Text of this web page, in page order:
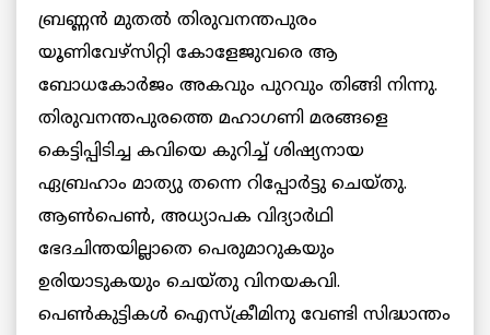
ബ്രണ്ണന്‍ മുതല്‍ തിരുവനന്തപുരം
യൂണിവേഴ്സിറ്റി കോളേജുവരെ ആ
ബോധകോര്‍ജം അകവും പുറവും തിങ്ങി നിന്നു.
തിരുവനന്തപുരത്തെ മഹാഗണി മരങ്ങളെ
കെട്ടിപ്പിടിച്ച കവിയെ കുറിച്ച് ശിഷ്യനായ
ഏബ്രഹാം മാത്യു തന്നെ റിപ്പോര്‍ട്ടു ചെയ്തു.
ആണ്‍പെണ്‍, അധ്യാപക വിദ്യാര്‍ഥി
ഭേദചിന്തയില്ലാതെ പെരുമാറുകയും
ഉരിയാടുകയും ചെയ്തു വിനയകവി.
പെണ്‍കുട്ടികള്‍ ഐസ്ക്രീമിനു വേണ്ടി സിദ്ധാന്തം